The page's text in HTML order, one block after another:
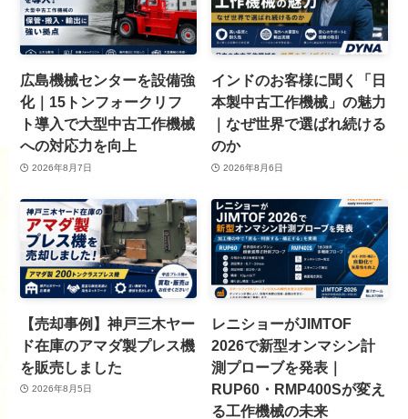
広島機械センターを設備強
化｜15トンフォークリフ
ト導入で大型中古工作機械
への対応力を向上
2026年8月7日
インドのお客様に聞く「日
本製中古工作機械」の魅力
｜なぜ世界で選ばれ続ける
のか
2026年8月6日
【売却事例】神戸三木ヤー
ド在庫のアマダ製プレス機
を販売しました
2026年8月5日
レニショーがJIMTOF
2026で新型オンマシン計
測プローブを発表｜
RUP60・RMP400Sが変え
る工作機械の未来